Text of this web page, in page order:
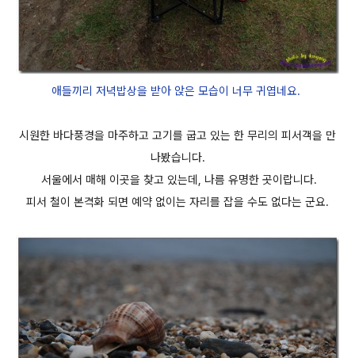
애들끼리 저녁밥상을 받아 앉은 모습이 너무 귀엽네요.
시원한 바다풍경을 마주하고 고기를 굽고 있는 한 무리의 피서객을 만
나봤습니다.
서울에서 매해 이곳을 찾고 있는데, 나름 유명한 곳이랍니다.
피서 철이 본격화 되면 예약 없이는 자리를 잡을 수도 없다는 군요.